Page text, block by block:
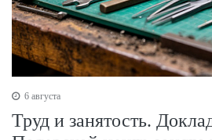
6 августа
Труд и занятость.